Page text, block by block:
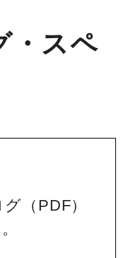
・スペ
（PDF）